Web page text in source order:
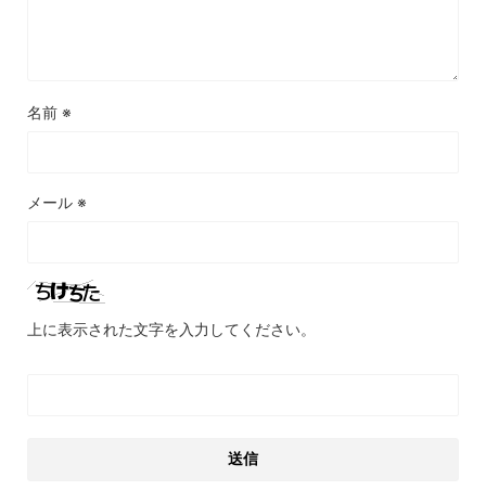
名前 ※
メール ※
上に表示された文字を入力してください。